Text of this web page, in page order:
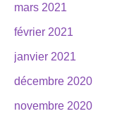
mars 2021
février 2021
janvier 2021
décembre 2020
novembre 2020